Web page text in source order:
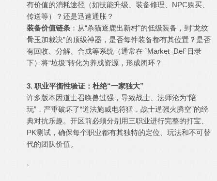
有价值的消耗途径（如技能升级、装备修理、NPC购买、
传送等）？还是迅速通胀？
装备价值链条 ：从“杀猫逐鹿出新村”的低级装备，到“龙纹
骨玉加裁决”的顶级神器，是否每件装备都有其位置？是否
有回收、分解、合成等系统（通常在 `Market_Def`目录
下）将“垃圾”转化为养成资源，形成闭环？
3. 职业平衡性验证：杜绝“一家独大”
许多版本因道士召唤兽过强，导致战士、法师沦为“陪
玩”，严重破坏了“道法施威电符猛，战士逞强火腾空”的经
典对抗乐趣。开区前必须分别用三职业进行完整的打宝、
PK测试，确保每个职业都有其独特的定位、玩法和不可替
代的团队价值。
`